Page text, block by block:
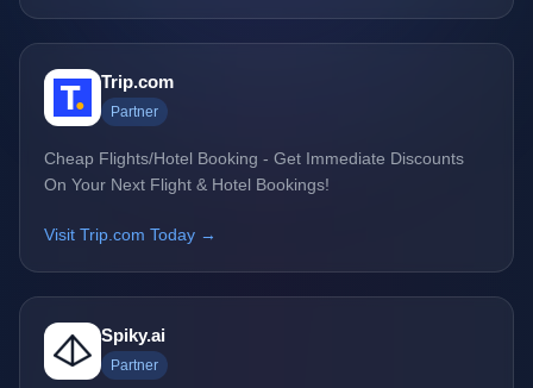
Trip.com
Partner
Cheap Flights/Hotel Booking - Get Immediate Discounts
On Your Next Flight & Hotel Bookings!
Visit Trip.com Today →
Spiky.ai
Partner